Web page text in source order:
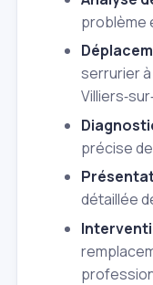
problème
serrurier
précise
détaillée